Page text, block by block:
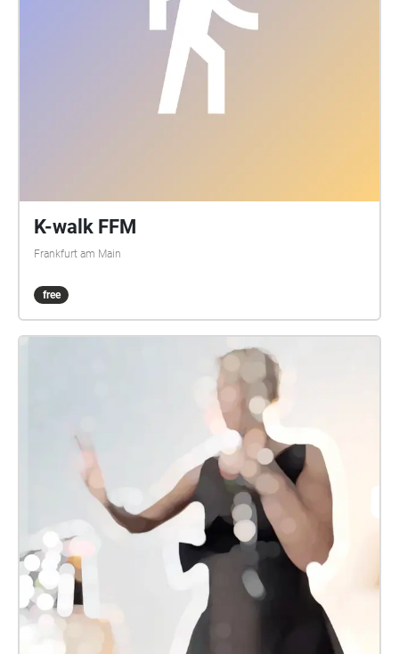
Sprecher\*innen: Cornelia Niemann, Verena Specht-
Ronique / Sound & Komposition: Louisa Beck, / Text,
Künstl. Ltg.: Jan Deck und Katja Kämmerer /
Dramaturgie Ongoing 2021: Marie Schwesinger O-
TÖNE Marc Grünbaum, Birgit Peter
https://www.profikollektion.de/projekt/ongoing/
Recherche wurde gefördert mit Mitteln des Fonds
Darstellende Künste aus Mitteln der Beauftragten der
K-walk FFM
Frankfurt am Main
free